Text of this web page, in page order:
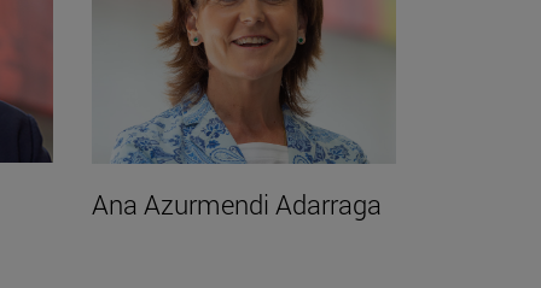
Ana Azurmendi Adarraga